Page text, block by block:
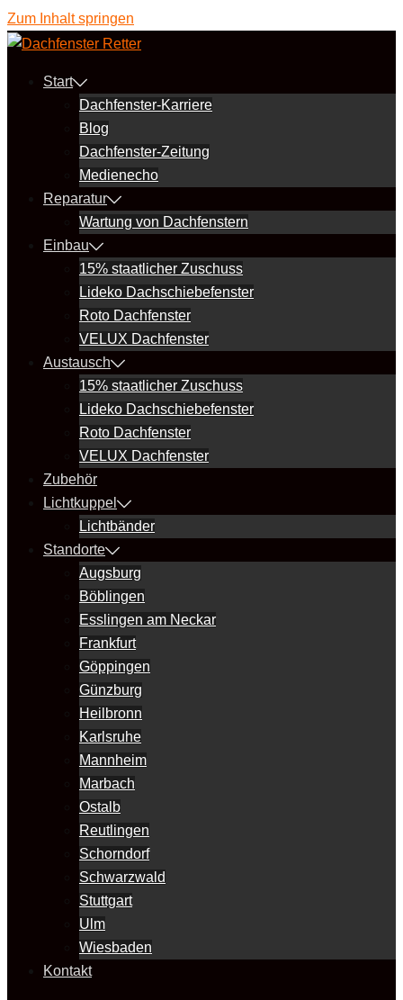
Zum Inhalt springen
Start
Dachfenster-Karriere
Blog
Dachfenster-Zeitung
Medienecho
Reparatur
Wartung von Dachfenstern
Einbau
15% staatlicher Zuschuss
Lideko Dachschiebefenster
Roto Dachfenster
VELUX Dachfenster
Austausch
15% staatlicher Zuschuss
Lideko Dachschiebefenster
Roto Dachfenster
VELUX Dachfenster
Zubehör
Lichtkuppel
Lichtbänder
Standorte
Augsburg
Böblingen
Esslingen am Neckar
Frankfurt
Göppingen
Günzburg
Heilbronn
Karlsruhe
Mannheim
Marbach
Ostalb
Reutlingen
Schorndorf
Schwarzwald
Stuttgart
Ulm
Wiesbaden
Kontakt